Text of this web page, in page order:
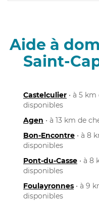
Aide à
Saint-
Castelculier • à 5
disponibles
Agen • à 13 km de
Bon-Encontre • à 8
disponibles
Pont-du-Casse • à 8
disponibles
Foulayronnes • à 9
disponibles